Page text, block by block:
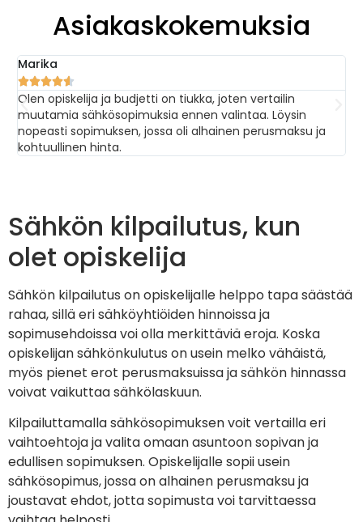
Asiakaskokemuksia
Marika

Olen opiskelija ja budjetti on tiukka, joten vertailin
muutamia sähkösopimuksia ennen valintaa. Löysin
nopeasti sopimuksen, jossa oli alhainen perusmaksu ja
kohtuullinen hinta.
Sähkön kilpailutus, kun
olet opiskelija
Sähkön kilpailutus on opiskelijalle helppo tapa säästää
rahaa, sillä eri sähköyhtiöiden hinnoissa ja
sopimusehdoissa voi olla merkittäviä eroja. Koska
opiskelijan sähkönkulutus on usein melko vähäistä,
myös pienet erot perusmaksuissa ja sähkön hinnassa
voivat vaikuttaa sähkölaskuun.
Kilpailuttamalla sähkösopimuksen voit vertailla eri
vaihtoehtoja ja valita omaan asuntoon sopivan ja
edullisen sopimuksen. Opiskelijalle sopii usein
sähkösopimus, jossa on alhainen perusmaksu ja
joustavat ehdot, jotta sopimusta voi tarvittaessa